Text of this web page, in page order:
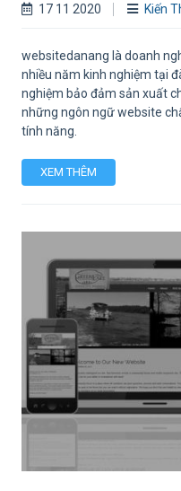
17 11 2020 Kiến
websitedanang là doanh
nhiều năm kinh nghiệm tại
nghiệm bảo đảm sản xuất
những ngôn ngữ website
tính năng.
XEM THÊM